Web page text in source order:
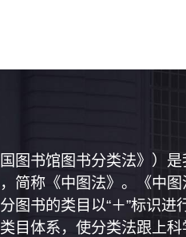
图书馆图书分类法》）
简称《中图法》。《中
图书的类目以“＋”标识
目体系，使分类法跟上